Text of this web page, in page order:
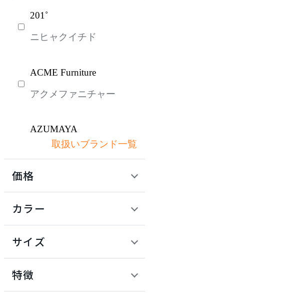
201˚
ニヒャクイチド
ACME Furniture
アクメファニチャー
AZUMAYA
アズマヤ
ボーコンセプト
common furniture
取扱いブランド一覧
価格
カラー
サイズ
特徴